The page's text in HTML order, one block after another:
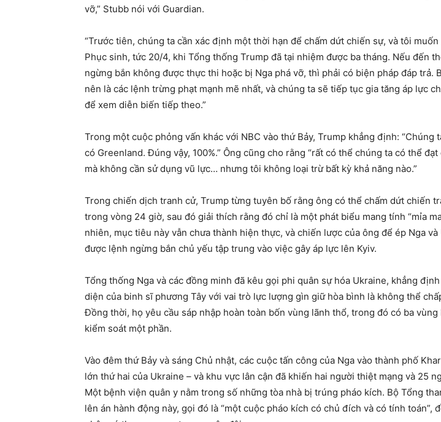
vỡ,” Stubb nói với Guardian.
“Trước tiên, chúng ta cần xác định một thời hạn để chấm dứt chiến sự, và tôi muốn
Phục sinh, tức 20/4, khi Tổng thống Trump đã tại nhiệm được ba tháng. Nếu đến
ngừng bắn không được thực thi hoặc bị Nga phá vỡ, thì phải có biện pháp đáp trả.
nên là các lệnh trừng phạt mạnh mẽ nhất, và chúng ta sẽ tiếp tục gia tăng áp lực
để xem diễn biến tiếp theo.”
Trong một cuộc phỏng vấn khác với NBC vào thứ Bảy, Trump khẳng định: “Chúng
có Greenland. Đúng vậy, 100%.” Ông cũng cho rằng “rất có thể chúng ta có thể
mà không cần sử dụng vũ lực… nhưng tôi không loại trừ bất kỳ khả năng nào.”
Trong chiến dịch tranh cử, Trump từng tuyên bố rằng ông có thể chấm dứt chiến
trong vòng 24 giờ, sau đó giải thích rằng đó chỉ là một phát biểu mang tính “mỉa
nhiên, mục tiêu này vẫn chưa thành hiện thực, và chiến lược của ông để ép Nga
được lệnh ngừng bắn chủ yếu tập trung vào việc gây áp lực lên Kyiv.
Tổng thống Nga và các đồng minh đã kêu gọi phi quân sự hóa Ukraine, khẳng
diện của binh sĩ phương Tây với vai trò lực lượng gìn giữ hòa bình là không thể
Đồng thời, họ yêu cầu sáp nhập hoàn toàn bốn vùng lãnh thổ, trong đó có ba vùng
kiểm soát một phần.
Vào đêm thứ Bảy và sáng Chủ nhật, các cuộc tấn công của Nga vào thành phố
lớn thứ hai của Ukraine – và khu vực lân cận đã khiến hai người thiệt mạng và 25
Một bệnh viện quân y nằm trong số những tòa nhà bị trúng pháo kích. Bộ Tổng
lên án hành động này, gọi đó là “một cuộc pháo kích có chủ đích và có tính toán”,